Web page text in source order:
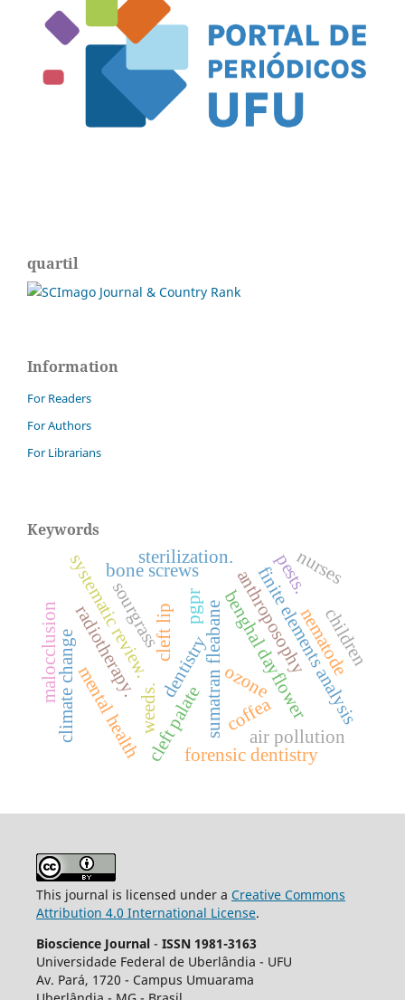
quartil
Information
For Readers
For Authors
For Librarians
Keywords
benghal dayflower
sourgrass sumatran fleabane
weeds.
anthroposophy
dentistry
forensic dentistry
systematic review.
bone screws
cleft lip
cleft palate finite elements analysis
ozone
radiotherapy.
coffea
nematode
pests.
sterilization.
mental health
nurses
air pollution
climate change children
malocclusion pgpr
This journal is licensed under a Creative Commons
Attribution 4.0 International License.
Bioscience Journal - ISSN 1981-3163
Universidade Federal de Uberlândia - UFU
Av. Pará, 1720 - Campus Umuarama